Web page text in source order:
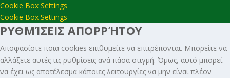
Cookie Box Settings
Cookie Box Settings
ΡΥΘΜΊΣΕΙΣ ΑΠΟΡΡΉΤΟΥ
Αποφασίστε ποια cookies επιθυμείτε να επιτρέπονται. Μπορείτε να
αλλάξετε αυτές τις ρυθμίσεις ανά πάσα στιγμή. Όμως, αυτό μπορεί
να έχει ως αποτέλεσμα κάποιες λειτουργίες να μην είναι πλέον